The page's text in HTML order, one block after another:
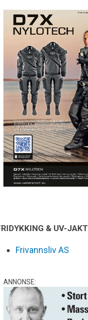
& UV-JAKT
Frivannsliv AS
ANNONSE: